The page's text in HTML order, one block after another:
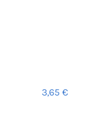
3,65€